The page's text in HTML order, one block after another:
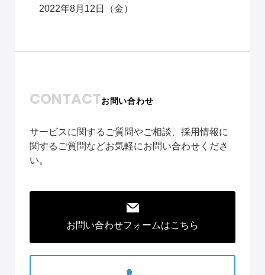
2022年8月12日（金）
CONTACTお問い合わせ
サービスに関するご質問やご相談、採用情報に
関するご質問などお気軽にお問い合わせくださ
い。
お問い合わせフォームはこちら